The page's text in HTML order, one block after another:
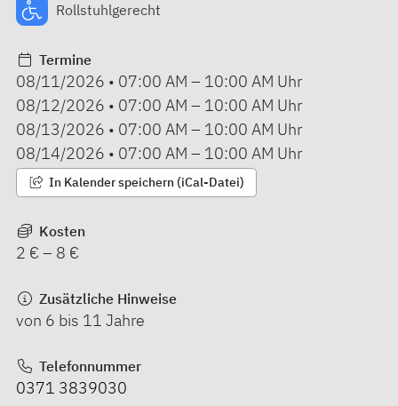
Rollstuhlgerecht
Termine
08/11/2026 • 07:00 AM – 10:00 AM Uhr
08/12/2026 • 07:00 AM – 10:00 AM Uhr
08/13/2026 • 07:00 AM – 10:00 AM Uhr
08/14/2026 • 07:00 AM – 10:00 AM Uhr
In Kalender speichern (iCal-Datei)
Kosten
2 € – 8 €
Zusätzliche Hinweise
von 6 bis 11 Jahre
Telefonnummer
0371 3839030